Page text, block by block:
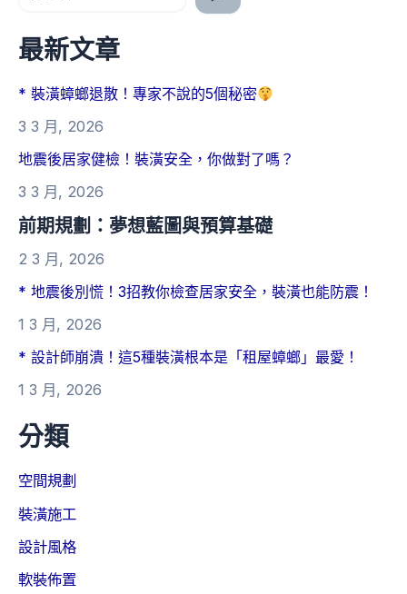
最新文章
* 裝潢蟑螂退散！專家不說的5個秘密
3 3 月, 2026
地震後居家健檢！裝潢安全，你做對了嗎？
3 3 月, 2026
前期規劃：夢想藍圖與預算基礎
2 3 月, 2026
* 地震後別慌！3招教你檢查居家安全，裝潢也能防震！
1 3 月, 2026
* 設計師崩潰！這5種裝潢根本是「租屋蟑螂」最愛！
1 3 月, 2026
分類
空間規劃
裝潢施工
設計風格
軟裝佈置